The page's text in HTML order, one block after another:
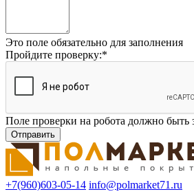
Это поле обязательно для заполнения
Пройдите проверку:*
Поле проверки на робота должно быть
+7(960)603-05-14 info@polmarket71.ru